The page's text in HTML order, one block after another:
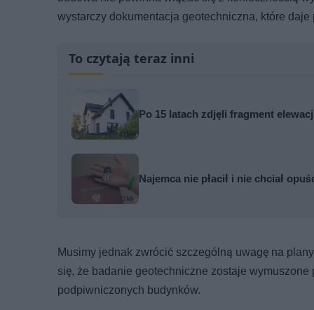
wystarczy dokumentacja geotechniczna, które
To czytają teraz inni
Po 15 latach zdjęli fragment
Najemca nie płacił i nie chciał
Musimy jednak zwrócić szczególną uwagę na
się, że badanie geotechniczne zostaje
podpiwniczonych budynków.